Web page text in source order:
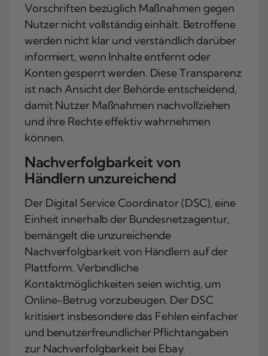
Vorschriften bezüglich Maßnahmen gegen
Nutzer nicht vollständig einhält. Betroffene
werden nicht klar und verständlich darüber
informiert, wenn Inhalte entfernt oder
Konten gesperrt werden. Diese Transparenz
ist nach Ansicht der Behörde entscheidend,
damit Nutzer Maßnahmen nachvollziehen
und ihre Rechte effektiv wahrnehmen
können.
Nachverfolgbarkeit von
Händlern unzureichend
Der Digital Service Coordinator (DSC), eine
Einheit innerhalb der Bundesnetzagentur,
bemängelt die unzureichende
Nachverfolgbarkeit von Händlern auf der
Plattform. Verbindliche
Kontaktmöglichkeiten seien wichtig, um
Online-Betrug vorzubeugen. Der DSC
kritisiert insbesondere das Fehlen einfacher
und benutzerfreundlicher Pflichtangaben
zur Nachverfolgbarkeit bei Ebay.